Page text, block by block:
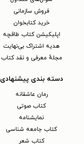
فروش سازمانی
خرید کتابخوان
اپلیکیشن کتاب طاقچه
هدیه اشتراک بی‌نهایت
مجلهٔ معرفی و نقد کتاب
دسته بندی پیشنهادی
رمان عاشقانه
کتاب‌ صوتی
نمایشنامه
کتاب جامعه شناسی
کتاب شعر